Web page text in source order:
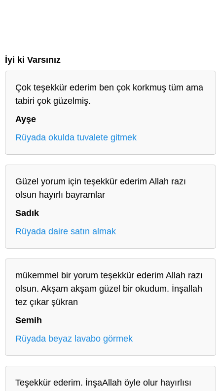
İyi ki Varsınız
Çok teşekkür ederim ben çok korkmuş tüm ama
tabiri çok güzelmiş.
Ayşe
Rüyada okulda tuvalete gitmek
Güzel yorum için teşekkür ederim Allah razı
olsun hayırlı bayramlar
Sadık
Rüyada daire satın almak
mükemmel bir yorum teşekkür ederim Allah razı
olsun. Akşam akşam güzel bir okudum. İnşallah
tez çıkar şükran
Semih
Rüyada beyaz lavabo görmek
Teşekkür ederim. İnşaAllah öyle olur hayırlısı